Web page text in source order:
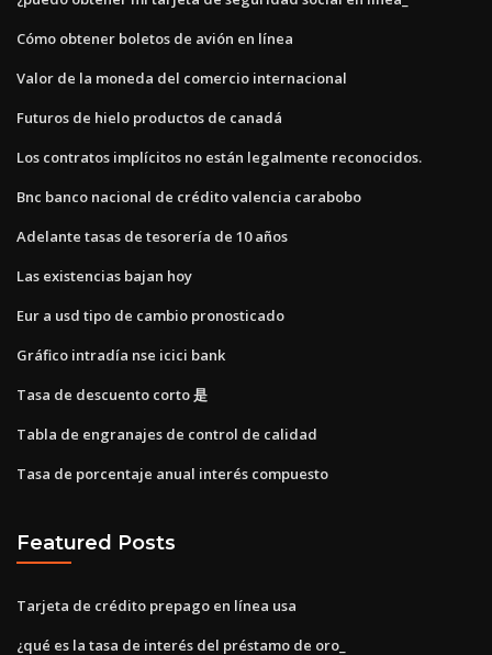
Cómo obtener boletos de avión en línea
Valor de la moneda del comercio internacional
Futuros de hielo productos de canadá
Los contratos implícitos no están legalmente reconocidos.
Bnc banco nacional de crédito valencia carabobo
Adelante tasas de tesorería de 10 años
Las existencias bajan hoy
Eur a usd tipo de cambio pronosticado
Gráfico intradía nse icici bank
Tasa de descuento corto 是
Tabla de engranajes de control de calidad
Tasa de porcentaje anual interés compuesto
Featured Posts
Tarjeta de crédito prepago en línea usa
¿qué es la tasa de interés del préstamo de oro_